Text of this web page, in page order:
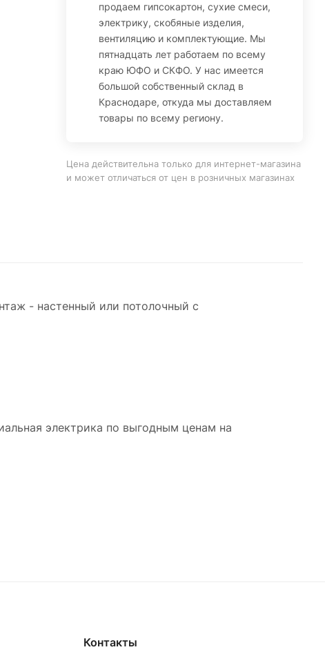
продаем гипсокартон, сухие смеси,
электрику, скобяные изделия,
вентиляцию и комплектующие. Мы
пятнадцать лет работаем по всему
краю ЮФО и СКФО. У нас имеется
большой собственный склад в
Краснодаре, откуда мы доставляем
товары по всему региону.
Цена действительна только для интернет-магазина
и может отличаться от цен в розничных магазинах
- настенный или потолочный с
электрика по выгодным ценам на
Контакты